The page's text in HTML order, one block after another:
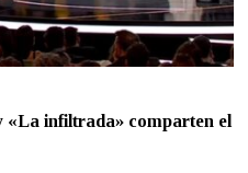
«La infiltrada» comparten el